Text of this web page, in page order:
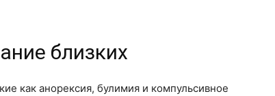
близких
как анорексия, булимия и компульсивное